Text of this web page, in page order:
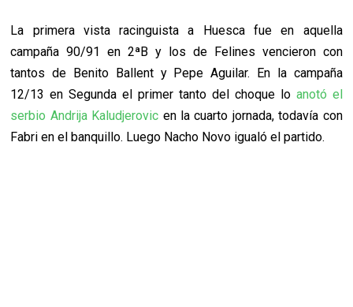
La primera vista racinguista a Huesca fue en aquella
campaña 90/91 en 2ªB y los de Felines vencieron con
tantos de Benito Ballent y Pepe Aguilar. En la campaña
12/13 en Segunda el primer tanto del choque lo anotó el
serbio Andrija Kaludjerovic en la cuarto jornada, todavía con
Fabri en el banquillo. Luego Nacho Novo igualó el partido.